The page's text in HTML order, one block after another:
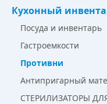
Кухонный
Посуда и инвентарь
Гастроемкости
Противни
Антипригарный
СТЕРИЛИЗАТОРЫ